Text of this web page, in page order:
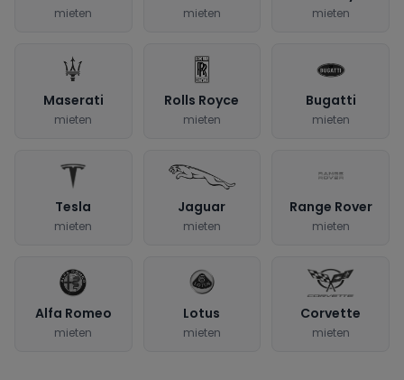
mieten mieten mieten
Maserati
mieten
Rolls Royce
mieten
Bugatti
mieten
Tesla
mieten
Jaguar
mieten
Range Rover
mieten
Alfa Romeo
mieten
Lotus
mieten
Corvette
mieten